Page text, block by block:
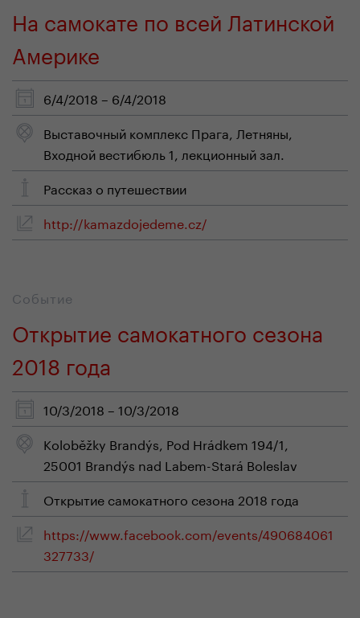
На самокате по всей Латинской
Америке
6/4/2018 – 6/4/2018
Выставочный комплекс Прага, Летняны,
Входной вестибюль 1, лекционный зал.
Рассказ о путешествии
http://kamazdojedeme.cz/
Событие
Открытие самокатного сезона
2018 года
10/3/2018 – 10/3/2018
Koloběžky Brandýs, Pod Hrádkem 194/1,
25001 Brandýs nad Labem-Stará Boleslav
Открытие самокатного сезона 2018 года
https://www.facebook.com/events/490684061
327733/